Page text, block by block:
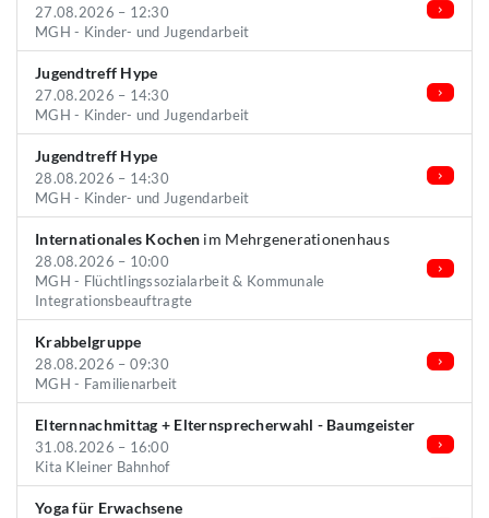
27.08.2026 – 12:30
MGH - Kinder- und Jugendarbeit
Jugendtreff Hype
27.08.2026 – 14:30
MGH - Kinder- und Jugendarbeit
Jugendtreff Hype
28.08.2026 – 14:30
MGH - Kinder- und Jugendarbeit
Internationales Kochen im Mehrgenerationenhaus
28.08.2026 – 10:00
MGH - Flüchtlingssozialarbeit & Kommunale
Integrationsbeauftragte
Krabbelgruppe
28.08.2026 – 09:30
MGH - Familienarbeit
Elternnachmittag + Elternsprecherwahl - Baumgeister
31.08.2026 – 16:00
Kita Kleiner Bahnhof
Yoga für Erwachsene